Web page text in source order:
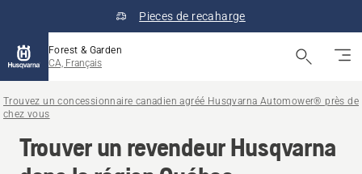
Pieces de recaharge
Forest & Garden
CA, Français
Trouvez un concessionnaire canadien agréé Husqvarna Automower® près de
chez vous
Trouver un revendeur Husqvarna